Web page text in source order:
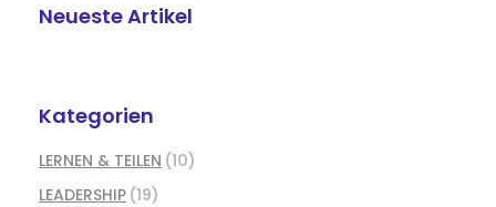
Neueste Artikel
Kategorien
LERNEN & TEILEN (10)
LEADERSHIP (19)